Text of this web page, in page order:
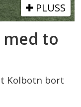
PLUSS
to
Kolbotn bort